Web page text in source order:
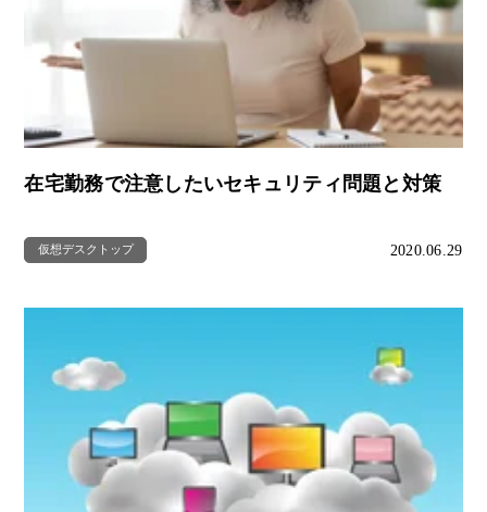
在宅勤務で注意したいセキュリティ問題と対策
仮想デスクトップ 2020.06.29